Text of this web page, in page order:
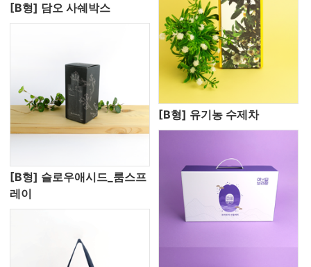
[B형] 담오 사쉐박스
[B형] 슬로우애시드_룸스프
레이
[B형] 유기농 수제차